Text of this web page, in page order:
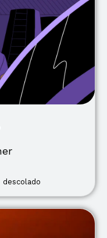
descolado